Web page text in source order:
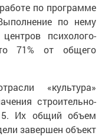
по программе
по нему
психолого-
71% от общего
«культура»
строительно-
Их общий объем
завершен объект